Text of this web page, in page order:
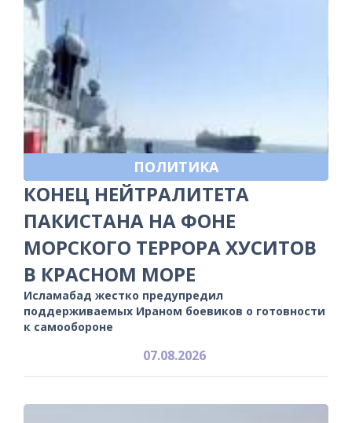
ПОЛИТИКА
КОНЕЦ НЕЙТРАЛИТЕТА
ПАКИСТАНА НА ФОНЕ
МОРСКОГО ТЕРРОРА ХУСИТОВ
В КРАСНОМ МОРЕ
Исламабад жестко предупредил
поддерживаемых Ираном боевиков о готовности
к самообороне
07.08.2026